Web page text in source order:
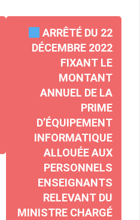
ARRÊTÉ DU 22
DÉCEMBRE 2022
FIXANT LE
MONTANT
ANNUEL DE LA
PRIME
D’ÉQUIPEMENT
INFORMATIQUE
ALLOUÉE AUX
PERSONNELS
ENSEIGNANTS
RELEVANT DU
MINISTRE CHARGÉ